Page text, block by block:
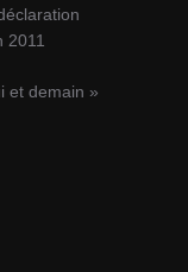
2011
et demain »